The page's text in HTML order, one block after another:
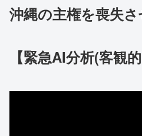
沖縄の主権を喪失
【緊急AI分析(客観